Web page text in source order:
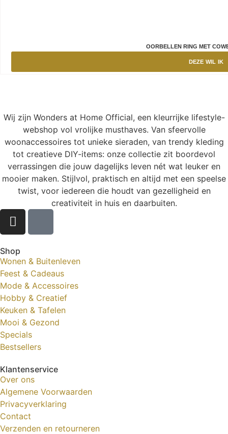
OORBELLEN RING MET
DEZE WIL IK
Wij zijn Wonders at Home Official, een kleurrijke lifestyle-
webshop vol vrolijke musthaves. Van sfeervolle
woonaccessoires tot unieke sieraden, van trendy kleding
tot creatieve DIY-items: onze collectie zit boordevol
verrassingen die jouw dagelijks leven nét wat leuker en
mooier maken. Stijlvol, praktisch en altijd met een speelse
twist, voor iedereen die houdt van gezelligheid en
creativiteit in huis en daarbuiten.
Shop
Wonen & Buitenleven
Feest & Cadeaus
Mode & Accessoires
Hobby & Creatief
Keuken & Tafelen
Mooi & Gezond
Specials
Bestsellers
Klantenservice
Over ons
Algemene Voorwaarden
Privacyverklaring
Contact
Verzenden en retourneren